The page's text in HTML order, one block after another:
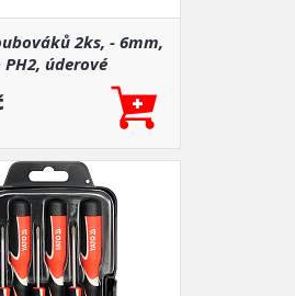
2ks, - 6mm,
PH2, úderové